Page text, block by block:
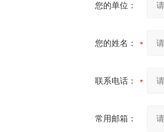
您的单位：
您的姓名：
联系电话：
常用邮箱：